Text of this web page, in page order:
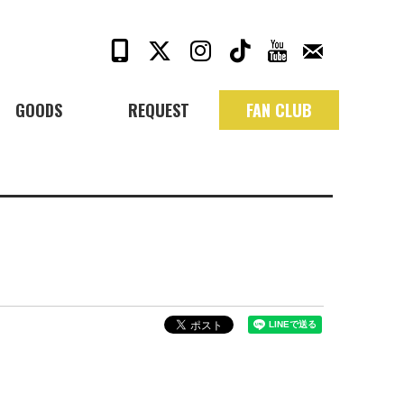
GOODS REQUEST FAN CLUB